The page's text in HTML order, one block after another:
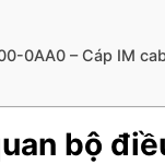
0AA0 – Cáp IM
bộ